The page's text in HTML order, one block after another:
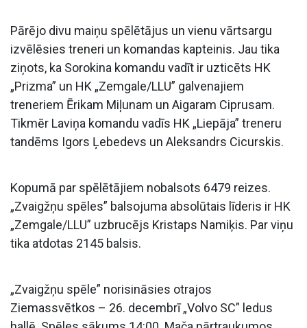
Pārējo divu maiņu spēlētājus un vienu vārtsargu
izvēlēsies treneri un komandas kapteinis. Jau tika
ziņots, ka Sorokina komandu vadīt ir uzticēts HK
„Prizma” un HK „Zemgale/LLU” galvenajiem
treneriem Ērikam Miļunam un Aigaram Ciprusam.
Tikmēr Laviņa komandu vadīs HK „Liepāja” treneru
tandēms Igors Ļebedevs un Aleksandrs Cicurskis.
Kopumā par spēlētājiem nobalsots 6479 reizes.
„Zvaigžņu spēles” balsojuma absolūtais līderis ir HK
„Zemgale/LLU” uzbrucējs Kristaps Namiķis. Par viņu
tika atdotas 2145 balsis.
„Zvaigžņu spēle” norisināsies otrajos
Ziemassvētkos – 26. decembrī „Volvo SC” ledus